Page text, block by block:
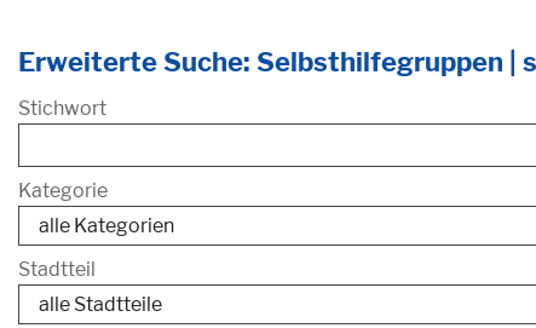
Erweiterte Suche: Selbsthilfegruppen
Stichwort
Kategorie
Stadtteil